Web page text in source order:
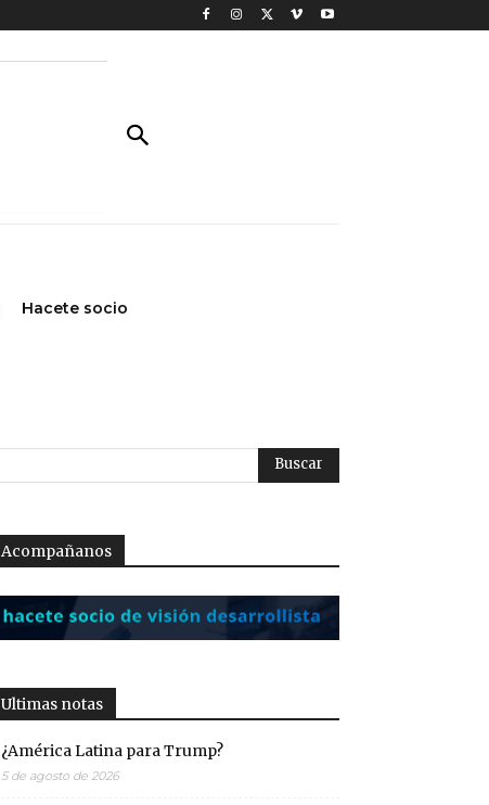
Hacete socio
Acompañanos
Ultimas notas
¿América Latina para Trump?
5 de agosto de 2026